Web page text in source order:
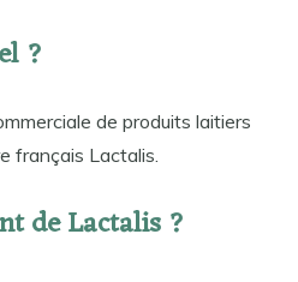
?
de produits laitiers
français Lactalis.
de Lactalis ?